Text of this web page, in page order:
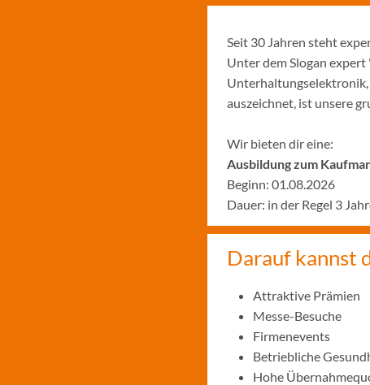
Seit 30 Jahren steht
Unter dem Slogan
Unterhaltungselektronik,
auszeichnet, ist unsere
Wir bieten dir eine:
Ausbildung zum
Beginn: 01.08.2026
Dauer: in der Regel 3
Darauf kannst
Attraktive Prämien
Messe-Besuche
Firmenevents
Betriebliche
Hohe